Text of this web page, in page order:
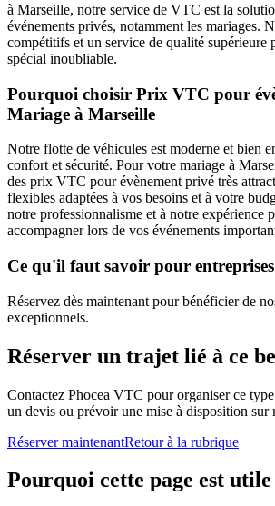
à Marseille, notre service de VTC est la
événements privés, notamment les mariages.
compétitifs et un service de qualité supérieure
spécial inoubliable.
Pourquoi choisir Prix VTC pour
Mariage à Marseille
Notre flotte de véhicules est moderne et bien
confort et sécurité. Pour votre mariage à
des prix VTC pour évènement privé très
flexibles adaptées à vos besoins et à votre
notre professionnalisme et à notre expérience
accompagner lors de vos événements
Ce qu'il faut savoir pour entreprises
Réservez dès maintenant pour bénéficier de
exceptionnels.
Réserver un trajet lié à ce
Contactez Phocea VTC pour organiser ce
un devis ou prévoir une mise à disposition sur
Réserver maintenantRetour à la rubrique
Pourquoi cette page est utile